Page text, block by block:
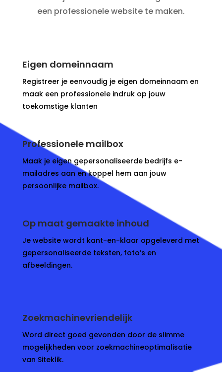
een professionele website te maken.
Eigen domeinnaam
Registreer je eenvoudig je eigen domeinnaam en
maak een professionele indruk op jouw
toekomstige klanten
Professionele mailbox
Maak je eigen gepersonaliseerde bedrijfs e-
mailadres aan en koppel hem aan jouw
persoonlijke mailbox.
Op maat gemaakte inhoud
Je website wordt kant-en-klaar opgeleverd met
gepersonaliseerde teksten, foto’s en
afbeeldingen.
Zoekmachinevriendelijk
Word direct goed gevonden door de slimme
mogelijkheden voor zoekmachineoptimalisatie
van Siteklik.